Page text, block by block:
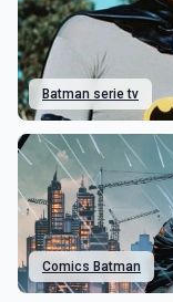
Batman serie tv
Comics Batman